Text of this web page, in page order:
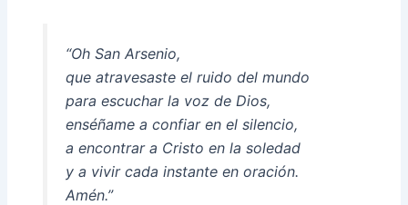
“Oh San Arsenio,
que atravesaste el ruido del mundo
para escuchar la voz de Dios,
enséñame a confiar en el silencio,
a encontrar a Cristo en la soledad
y a vivir cada instante en oración.
Amén.”